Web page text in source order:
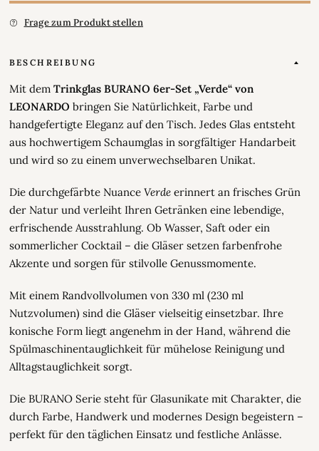
Frage zum Produkt stellen
BESCHREIBUNG
Mit dem Trinkglas BURANO 6er-Set „Verde“ von
LEONARDO bringen Sie Natürlichkeit, Farbe und
handgefertigte Eleganz auf den Tisch. Jedes Glas entsteht
aus hochwertigem Schaumglas in sorgfältiger Handarbeit
und wird so zu einem unverwechselbaren Unikat.
Die durchgefärbte Nuance Verdeerinnert an frisches Grün
der Natur und verleiht Ihren Getränken eine lebendige,
erfrischende Ausstrahlung. Ob Wasser, Saft oder ein
sommerlicher Cocktail – die Gläser setzen farbenfrohe
Akzente und sorgen für stilvolle Genussmomente.
Mit einem Randvollvolumen von 330 ml (230 ml
Nutzvolumen) sind die Gläser vielseitig einsetzbar. Ihre
konische Form liegt angenehm in der Hand, während die
Spülmaschinentauglichkeit für mühelose Reinigung und
Alltagstauglichkeit sorgt.
Die BURANO Serie steht für Glasunikate mit Charakter, die
durch Farbe, Handwerk und modernes Design begeistern –
perfekt für den täglichen Einsatz und festliche Anlässe.